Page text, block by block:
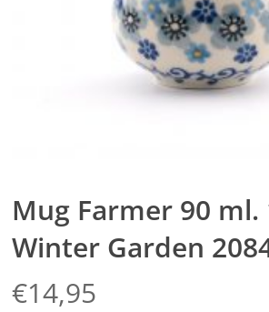
Mug Farmer 90 ml.
Winter Garden
€14,95